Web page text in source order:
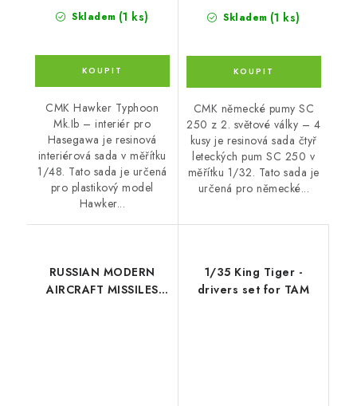
Skladem (1 ks)
CMK Hawker Typhoon
Mk.Ib – interiér pro
Hasegawa je resinová
interiérová sada v měřítku
1/48. Tato sada je určená
pro plastikový model
Hawker...
Skladem (1 ks)
CMK německé pumy SC
250 z 2. světové války – 4
kusy je resinová sada čtyř
leteckých pum SC 250 v
měřítku 1/32. Tato sada je
určená pro německé...
RUSSIAN MODERN
AIRCRAFT MISSILES
1/35 King Tiger -
drivers set for TAM